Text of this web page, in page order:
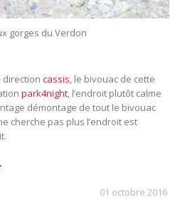
gorges du Verdon
direction cassis, le bivouac de cette
park4night, l’endroit plutôt calme
démontage de tout le bivouac
cherche pas plus l’endroit est
01 octobre 2016